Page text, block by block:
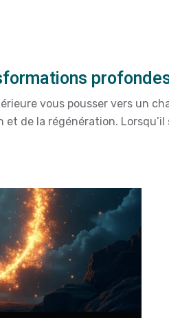
vous pousser vers un
de la régénération. Lorsqu’il